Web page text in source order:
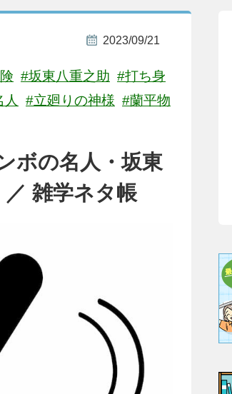
2023/09/21
#坂東八重之助 #打ち身
人 #立廻りの神様 #蘭平物
ボの名人・坂東
雑学ネタ帳